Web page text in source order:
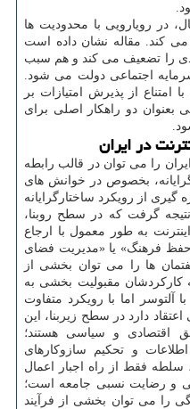
در رویارویی با محدودیت ها
کند. مقاله نشان داده است
را تضعیف می کند و هم سبب
اجتماعی دولت می شود.
از پذیرش امتیازات بر
دو راهکار اصلی برای
در ایران
را می توان در قالب رابطه
بخصوص در خوانش های
گیری از رویکرد ساختارگرایانه
نتیجه گرفت که در سطح روبنا،
به طور معمول با ارجاع
فرهنگ» یا «مدیریت فضای
ها را می توان بخشی از
مقبولیت بخشی به
اما با رویکرد متفاوت
دارد در سطح زیربنا، این
اقتصادی و سیاسی هستند؛
و تحکیم سازوکارهای
فقط از راه اجبار اعمال
و رضایت نسبی جامعه است؛
را می توان بخشی از فرآیند